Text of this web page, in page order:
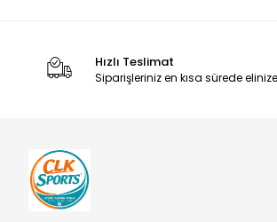
Hızlı Teslimat
Siparişleriniz en kısa sürede